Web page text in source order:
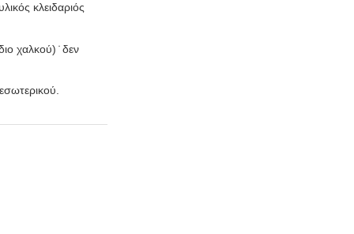
κλειδαριός
χαλκού) ̇ δεν